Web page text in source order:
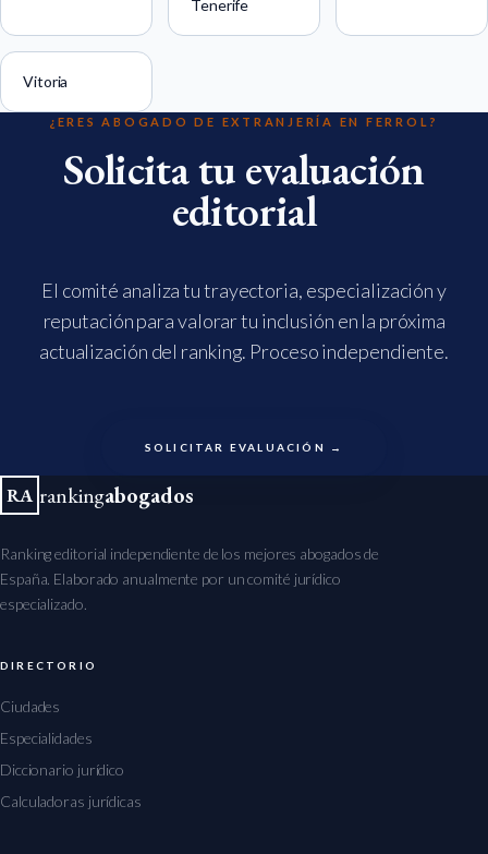
Tenerife
Vitoria
¿ERES ABOGADO DE EXTRANJERÍA EN FERROL?
Solicita tu evaluación
editorial
El comité analiza tu trayectoria, especialización y
reputación para valorar tu inclusión en la próxima
actualización del ranking. Proceso independiente.
SOLICITAR EVALUACIÓN →
RA rankingabogados
Ranking editorial independiente de los mejores abogados de
España. Elaborado anualmente por un comité jurídico
especializado.
DIRECTORIO
Ciudades
Especialidades
Diccionario jurídico
Calculadoras jurídicas